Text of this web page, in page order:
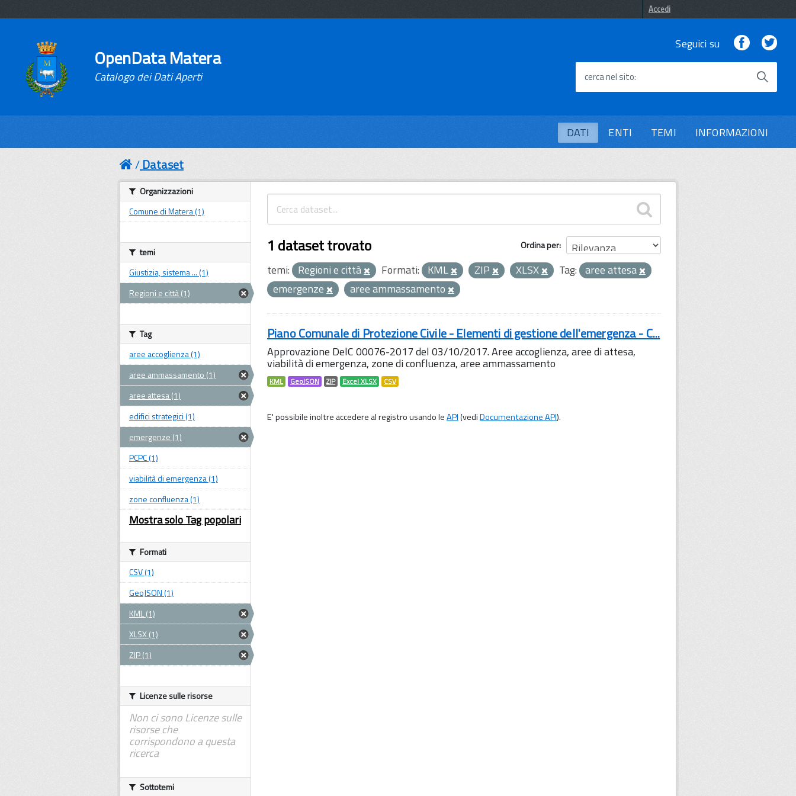
Accedi
OpenData Matera
Catalogo dei Dati Aperti
Seguici su Facebook
cerca nel sito
DATI ENTI TEMI INFORMAZIONI
Dataset
Ordina per
1 dataset trovato
temi: Regioni e città Formati: KML ZIP XLSX Tag: aree attesa
emergenze
aree ammassamento
Piano Comunale di Protezione Civile - Elementi di gestione dell'emergenza - C...
Approvazione DelC 00076-2017 del 03/10/2017. Aree accoglienza, aree di attesa,
viabilità di emergenza, zone di confluenza, aree ammassamento
KML GeoJSON ZIP Excel XLSX CSV
E' possibile inoltre accedere al registro usando leAPI(vediDocumentazione API).
Organizzazioni
Comune di Matera (1)
temi
Giustizia, sistema ... (1)
Regioni e città (1)
Tag
aree accoglienza (1)
aree ammassamento (1)
aree attesa (1)
edifici strategici (1)
emergenze (1)
PCPC (1)
viabilità di emergenza (1)
zone confluenza (1)
Mostra solo Tag popolari
Formati
CSV (1)
GeoJSON (1)
KML (1)
XLSX (1)
ZIP (1)
Licenze sulle risorse
Non ci sono Licenze sulle
risorse che
corrispondono a questa
ricerca
Sottotemi